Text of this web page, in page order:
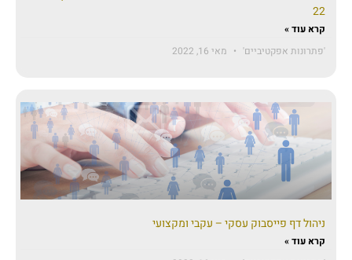
22
קרא עוד »
'פתרונות אפקטיביים'
מאי 16, 2022
ניהול דף פייסבוק עסקי – עקבי ומקצועי
קרא עוד »